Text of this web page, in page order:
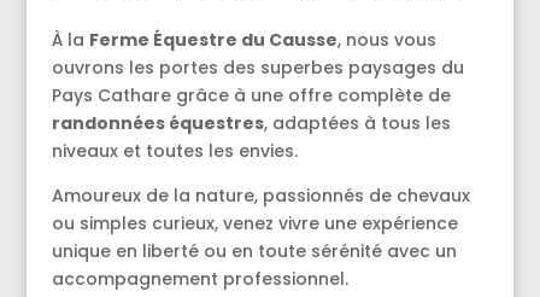
À la Ferme Équestre du Causse, nous vous
ouvrons les portes des superbes paysages du
Pays Cathare grâce à une offre complète de
randonnées équestres, adaptées à tous les
niveaux et toutes les envies.
Amoureux de la nature, passionnés de chevaux
ou simples curieux, venez vivre une expérience
unique en liberté ou en toute sérénité avec un
accompagnement professionnel.